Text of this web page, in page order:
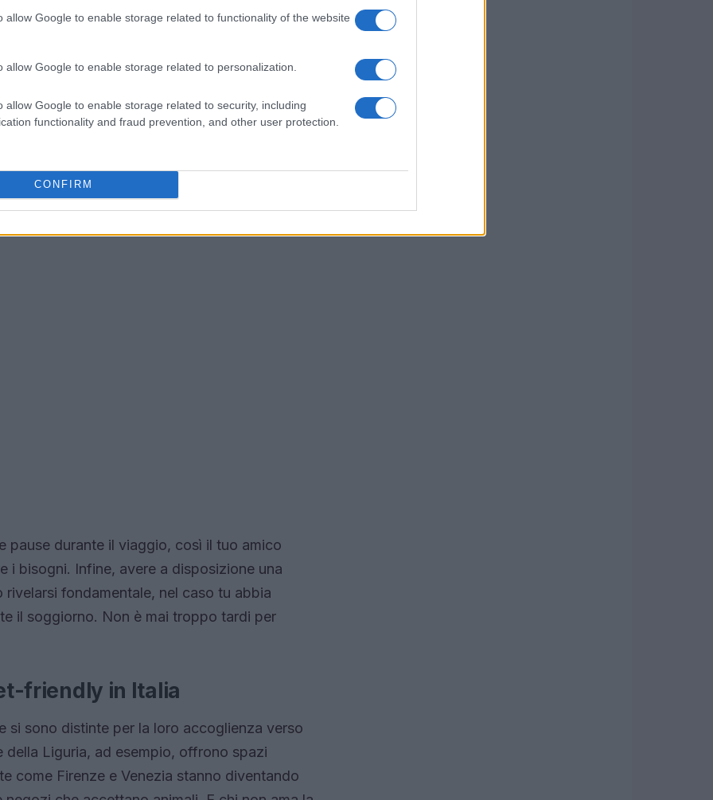
allow Google to enable storage related to functionality of the website
allow Google to enable storage related to personalization.
allow Google to enable storage related to security, including
functionality and fraud prevention, and other user protection.
CONFIRM
perfetta con il tuo cane
in più. La prima regola? Informarsi
pronte ad accogliere animali e potrebbe
riguardanti i cani. Una volta scelta la meta,
animali per evitare sorprese sgradite
il necessario per il benessere del tuo cane:
il trasportino. Hai già preparato la tua
pause durante il viaggio, così il tuo amico
i bisogni. Infine, avere a disposizione una
fondamentale, nel caso tu abbia
il soggiorno. Non è mai troppo tardi per
friendly in Italia
si sono distinte per la loro accoglienza verso
della Liguria, ad esempio, offrono spazi
come Firenze e Venezia stanno diventando